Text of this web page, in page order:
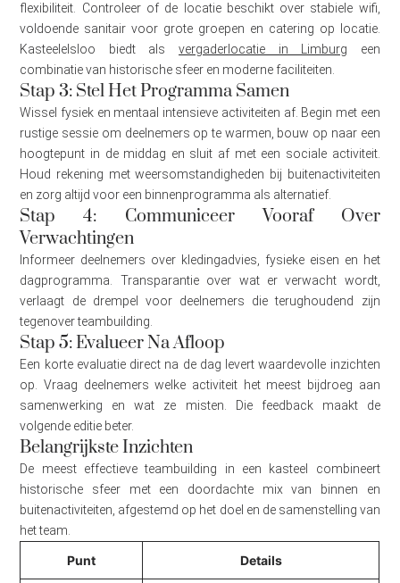
flexibiliteit. Controleer of de locatie beschikt over stabiele wifi,
voldoende sanitair voor grote groepen en catering op locatie.
Kasteelelsloo biedt als vergaderlocatie in Limburg een
combinatie van historische sfeer en moderne faciliteiten.
Stap 3: Stel Het Programma Samen
Wissel fysiek en mentaal intensieve activiteiten af. Begin met een
rustige sessie om deelnemers op te warmen, bouw op naar een
hoogtepunt in de middag en sluit af met een sociale activiteit.
Houd rekening met weersomstandigheden bij buitenactiviteiten
en zorg altijd voor een binnenprogramma als alternatief.
Stap 4: Communiceer Vooraf Over
Verwachtingen
Informeer deelnemers over kledingadvies, fysieke eisen en het
dagprogramma. Transparantie over wat er verwacht wordt,
verlaagt de drempel voor deelnemers die terughoudend zijn
tegenover teambuilding.
Stap 5: Evalueer Na Afloop
Een korte evaluatie direct na de dag levert waardevolle inzichten
op. Vraag deelnemers welke activiteit het meest bijdroeg aan
samenwerking en wat ze misten. Die feedback maakt de
volgende editie beter.
Belangrijkste Inzichten
De meest effectieve teambuilding in een kasteel combineert
historische sfeer met een doordachte mix van binnen en
buitenactiviteiten, afgestemd op het doel en de samenstelling van
het team.
Punt Details